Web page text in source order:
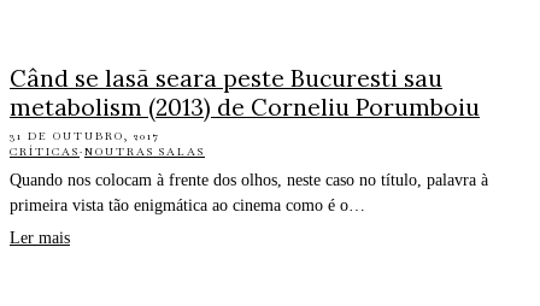
Când se lasã seara peste Bucuresti sau
metabolism (2013) de Corneliu Porumboiu
31 DE OUTUBRO, 2017
CRÍTICAS·NOUTRAS SALAS
Quando nos colocam à frente dos olhos, neste caso no título, palavra à
primeira vista tão enigmática ao cinema como é o…
Ler mais